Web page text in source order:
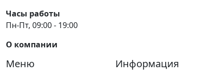
Часы работы
Пн-Пт, 09:00 - 19:00
О компании
Меню Информация